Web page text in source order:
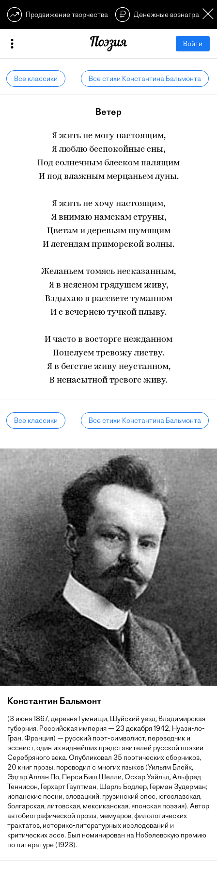
Продвижение творчества Денежные
Войти
Все классики Все стихи Константина Бальмонта
Ветер
Я жить не могу настоящим,
Я люблю беспокойные сны,
Под солнечным блеском палящим
И под влажным мерцаньем луны.
Я жить не хочу настоящим,
Я внимаю намекам струны,
Цветам и деревьям шумящим
И легендам приморской волны.
Желаньем томясь несказанным,
Я в неясном грядущем живу,
Вздыхаю в рассвете туманном
И с вечернею тучкой плыву.
И часто в восторге нежданном
Поцелуем тревожу листву.
Я в бегстве живу неустанном,
В ненасытной тревоге живу.
Все классики Все стихи Константина Бальмонта
Константин Бальмонт
(3 июня 1867, деревня Гумнищи, Шуйский уезд, Владимирская
губерния, Российская империя — 23 декабря 1942, Нуази-ле-
Гран, Франция) — русский поэт-символист, переводчик и
эссеист, один из виднейших представителей русской поэзии
Серебряного века. Опубликовал 35 поэтических сборников,
20 книг прозы, переводил с многих языков (Уильям Блейк,
Эдгар Аллан По, Перси Биш Шелли, Оскар Уайльд, Альфред
Теннисон, Герхарт Гауптман, Шарль Бодлер, Герман Зудерман;
испанские песни, словацкий, грузинский эпос, югославская,
болгарская, литовская, мексиканская, японская поэзия). Автор
автобиографической прозы, мемуаров, филологических
трактатов, историко-литературных исследований и
критических эссе. Был номинирован на Нобелевскую премию
по литературе (1923).